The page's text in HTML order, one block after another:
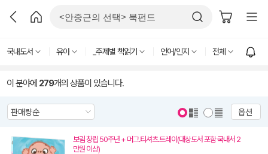
국내도서 유아 _주제별 책읽기 언어/인지 전체
이 분야에 279개의 상품이 있습니다.
옵션
보림 창립 50주년 + 머그.티셔츠.트레이(대상도서 포함 국내서 2
만원 이상)